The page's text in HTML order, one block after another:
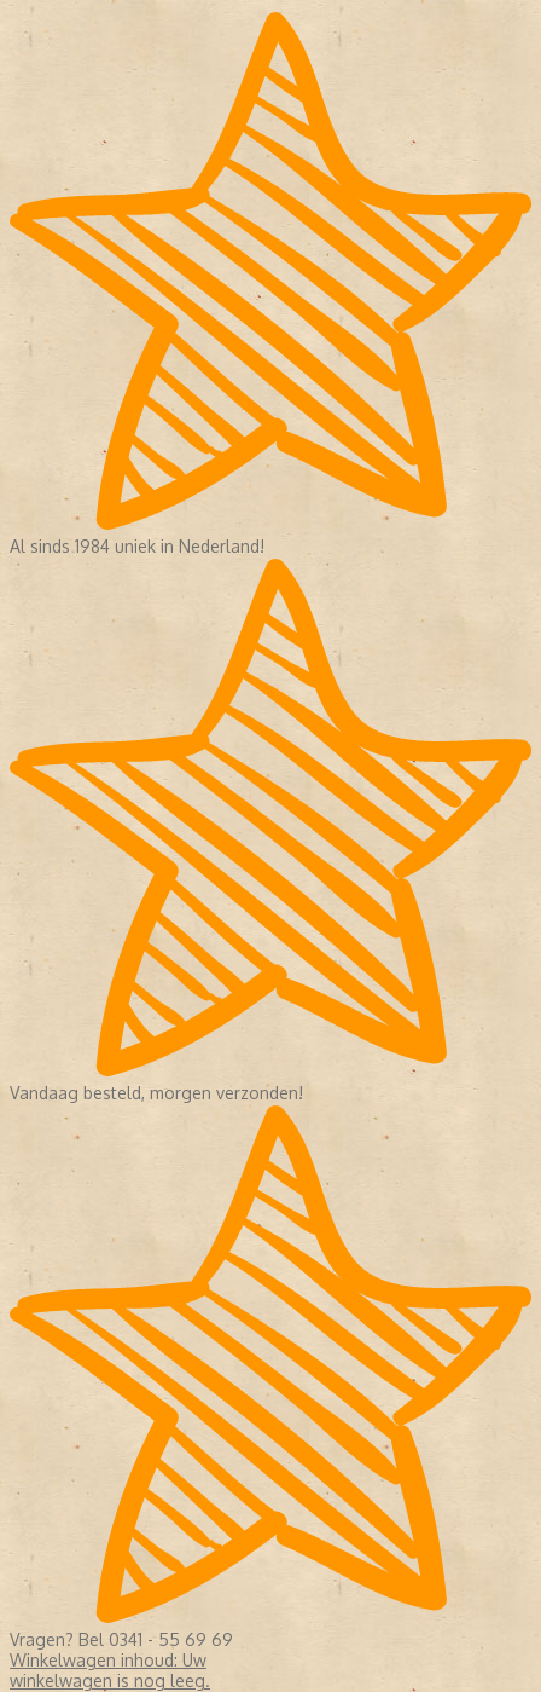
Al sinds 1984 uniek in Nederland!
Vandaag besteld, morgen verzonden!
Vragen? Bel 0341 - 55 69 69
Winkelwagen inhoud: Uw
winkelwagen is nog leeg.